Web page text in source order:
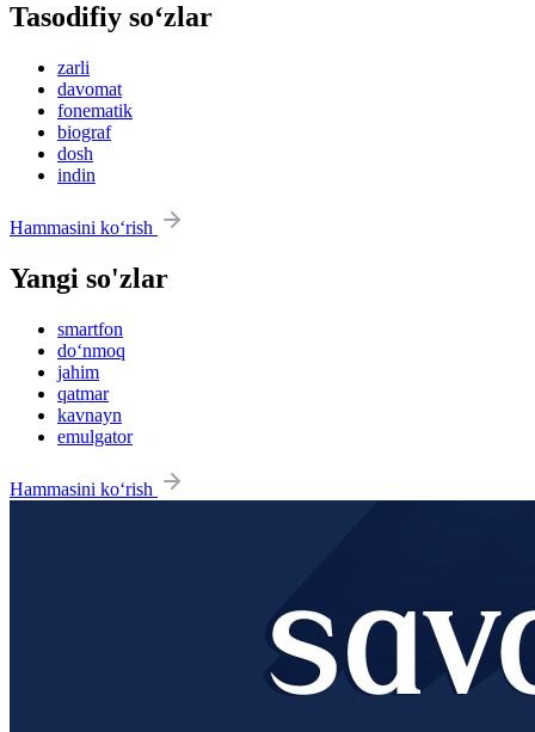
Tasodifiy so‘zlar
zarli
davomat
fonematik
biograf
dosh
indin
Hammasini ko‘rish
Yangi so'zlar
smartfon
do‘nmoq
jahim
qatmar
kavnayn
emulgator
Hammasini ko‘rish